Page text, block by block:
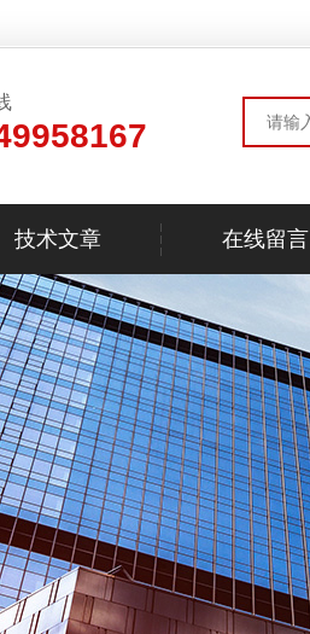
技术文章 在线留言